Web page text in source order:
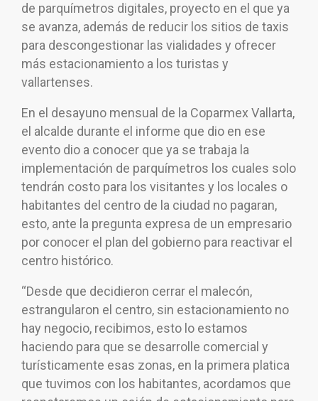
de parquímetros digitales, proyecto en el que ya
se avanza, además de reducir los sitios de taxis
para descongestionar las vialidades y ofrecer
más estacionamiento a los turistas y
vallartenses.
En el desayuno mensual de la Coparmex Vallarta,
el alcalde durante el informe que dio en ese
evento dio a conocer que ya se trabaja la
implementación de parquímetros los cuales solo
tendrán costo para los visitantes y los locales o
habitantes del centro de la ciudad no pagaran,
esto, ante la pregunta expresa de un empresario
por conocer el plan del gobierno para reactivar el
centro histórico.
“Desde que decidieron cerrar el malecón,
estrangularon el centro, sin estacionamiento no
hay negocio, recibimos, esto lo estamos
haciendo para que se desarrolle comercial y
turísticamente esas zonas, en la primera platica
que tuvimos con los habitantes, acordamos que